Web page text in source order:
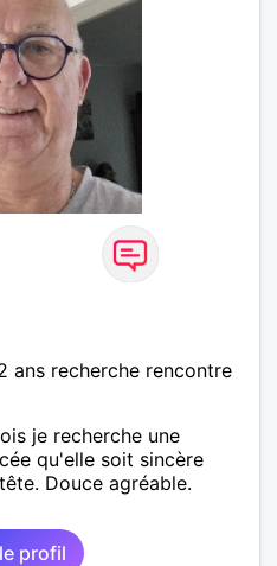
ans recherche rencontre
je recherche une
qu'elle soit sincère
Douce agréable.
profil